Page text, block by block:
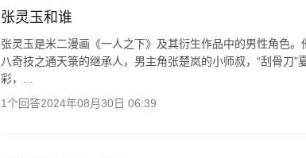
张灵玉和谁
张灵玉是米二漫画《一人之下》及其衍生作品中的男性角色。
八奇技之通天箓的继承人，男主角张楚岚的小师叔，“刮骨刀
彩，...
1个回答2024年08月30日 06:39